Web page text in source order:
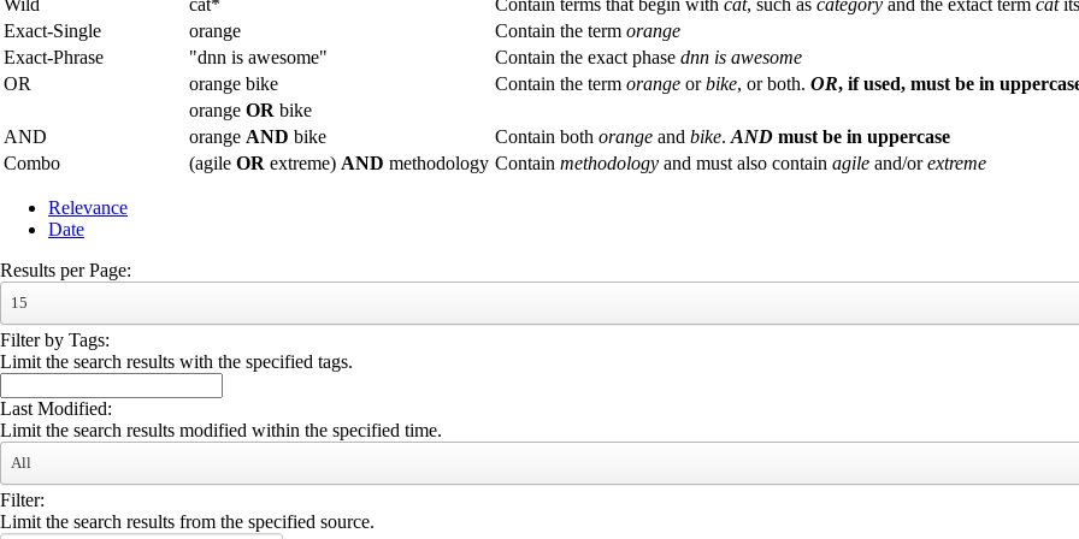
Wild
cat* Contain terms that begin with cat, such as category and the extact term cat
Exact-Single
orange Contain the term orange
Exact-Phrase
"dnn is awesome" Contain the exact phase dnn is awesome
OR
orange bike Contain the term orange orbike, or both. OR, if used, must be in
orange OR bike
AND
orange AND bike Contain both orange and bike. AND must be in uppercase
Combo
(agile OR extreme) AND methodology Contain methodology and must also contain agile and/orextreme
Relevance
Date
Results per Page:
15
Filter by Tags:
Limit the search results with the specified tags.
Last Modified:
Limit the search results modified within the specified time.
All
Filter:
Limit the search results from the specified source.